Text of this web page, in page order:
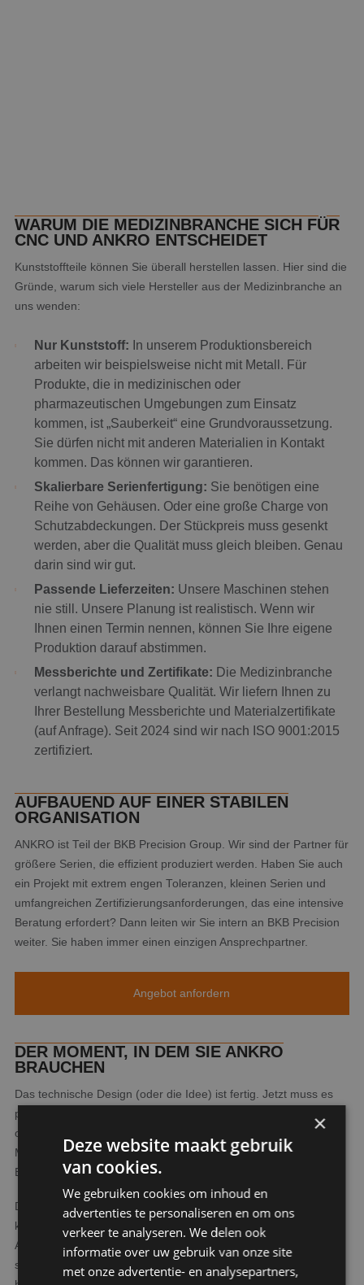
WARUM DIE MEDIZINBRANCHE SICH FÜR
CNC UND ANKRO ENTSCHEIDET
Kunststoffteile können Sie überall herstellen lassen. Hier sind die
Gründe, warum sich viele Hersteller aus der Medizinbranche an
uns wenden:
Nur Kunststoff: In unserem Produktionsbereich
arbeiten wir beispielsweise nicht mit Metall. Für
Produkte, die in medizinischen oder
pharmazeutischen Umgebungen zum Einsatz
kommen, ist „Sauberkeit“ eine Grundvoraussetzung.
Sie dürfen nicht mit anderen Materialien in Kontakt
kommen. Das können wir garantieren.
Skalierbare Serienfertigung: Sie benötigen eine
Reihe von Gehäusen. Oder eine große Charge von
Schutzabdeckungen. Der Stückpreis muss gesenkt
werden, aber die Qualität muss gleich bleiben. Genau
darin sind wir gut.
Passende Lieferzeiten: Unsere Maschinen stehen
nie still. Unsere Planung ist realistisch. Wenn wir
Ihnen einen Termin nennen, können Sie Ihre eigene
Produktion darauf abstimmen.
Messberichte und Zertifikate: Die Medizinbranche
verlangt nachweisbare Qualität. Wir liefern Ihnen zu
Ihrer Bestellung Messberichte und Materialzertifikate
(auf Anfrage). Seit 2024 sind wir nach ISO 9001:2015
zertifiziert.
AUFBAUEND AUF EINER STABILEN
ORGANISATION
ANKRO ist Teil der BKB Precision Group. Wir sind der Partner für
größere Serien, die effizient produziert werden. Haben Sie auch
ein Projekt mit extrem engen Toleranzen, kleinen Serien und
umfangreichen Zertifizierungsanforderungen, das eine intensive
Beratung erfordert? Dann leiten wir Sie intern an BKB Precision
weiter. Sie haben immer einen einzigen Ansprechpartner.
Angebot anfordern
DER MOMENT, IN DEM SIE ANKRO
BRAUCHEN
Das technische Design (oder die Idee) ist fertig. Jetzt muss es
produziert werden. Und das zu einem erschwinglichen Preis,
ohne Kompromisse bei der Qualität einzugehen. In diesem
Moment wenden sich Hersteller von Medizinprodukten aus der
Branche an uns.
Die Herausforderung ist fast immer dieselbe: eine Großserie
kostengünstig zu produzieren, ohne Kompromisse bei den
Abmessungen oder der Verarbeitung einzugehen. Genau darin
sind wir gut. Wir kümmern uns um den Produktionsprozess,
×
Deze website maakt gebruik
van cookies.
We gebruiken cookies om inhoud en
advertenties te personaliseren en om ons
verkeer te analyseren. We delen ook
informatie over uw gebruik van onze site
met onze advertentie- en analysepartners,